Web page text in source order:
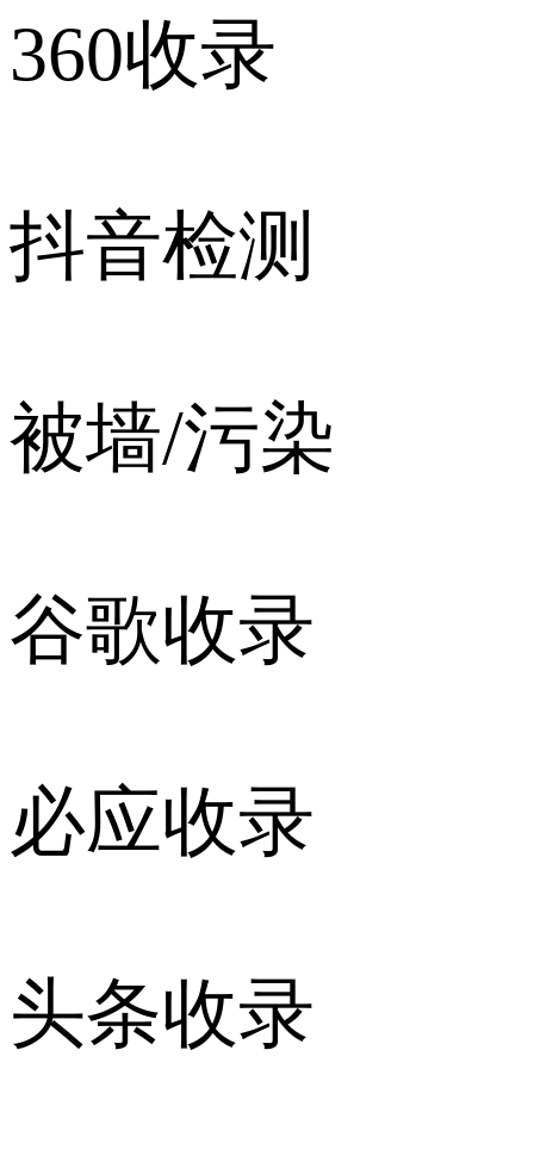
360收录
抖音检测
被墙/污染
谷歌收录
必应收录
头条收录